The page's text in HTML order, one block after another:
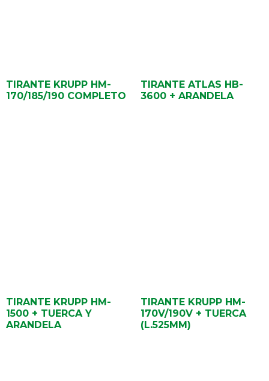
TIRANTE KRUPP HM-
170/185/190 COMPLETO
TIRANTE ATLAS HB-
3600 + ARANDELA
TIRANTE KRUPP HM-
1500 + TUERCA Y
ARANDELA
TIRANTE KRUPP HM-
170V/190V + TUERCA
(L.525MM)